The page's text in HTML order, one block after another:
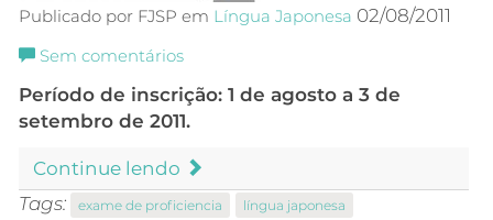
Publicado por FJSP em Língua Japonesa 02/08/2011
Sem comentários
Período de inscrição: 1 de agosto a 3 de
setembro de 2011.
Continue lendo
Tags:
exame de proficiencia língua japonesa